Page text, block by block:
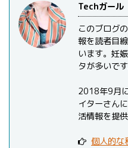
Techガール
このブログ
報を読者目
います。妊
タが多いです
2018年9月
イターさん
活情報を提
個人的な